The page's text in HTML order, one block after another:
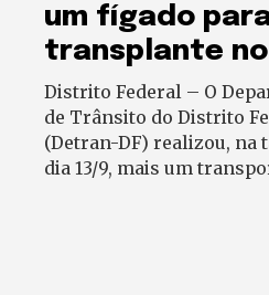
um fígado
transplante no
Distrito Federal – O
de Trânsito do Distrito
(Detran-DF) realizou, na
dia 13/9, mais um